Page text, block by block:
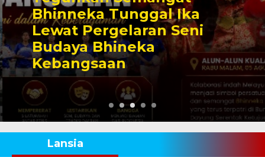
Bhinneka Tunggal Ika
Lewat Pergelaran Seni
Budaya Bhineka
Kebangsaan
Lansia